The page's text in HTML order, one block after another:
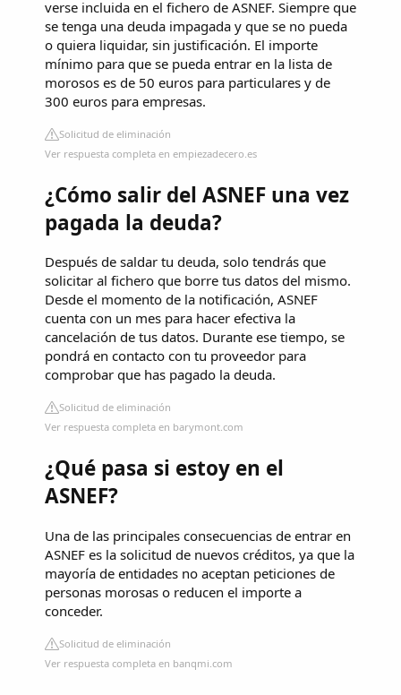
verse incluida en el fichero de ASNEF. Siempre que
se tenga una deuda impagada y que se no pueda
o quiera liquidar, sin justificación. El importe
mínimo para que se pueda entrar en la lista de
morosos es de 50 euros para particulares y de
300 euros para empresas.
Solicitud de eliminación
Ver respuesta completa en empiezadecero.es
¿Cómo salir del ASNEF una vez
pagada la deuda?
Después de saldar tu deuda, solo tendrás que
solicitar al fichero que borre tus datos del mismo.
Desde el momento de la notificación, ASNEF
cuenta con un mes para hacer efectiva la
cancelación de tus datos. Durante ese tiempo, se
pondrá en contacto con tu proveedor para
comprobar que has pagado la deuda.
Solicitud de eliminación
Ver respuesta completa en barymont.com
¿Qué pasa si estoy en el
ASNEF?
Una de las principales consecuencias de entrar en
ASNEF es la solicitud de nuevos créditos, ya que la
mayoría de entidades no aceptan peticiones de
personas morosas o reducen el importe a
conceder.
Solicitud de eliminación
Ver respuesta completa en banqmi.com